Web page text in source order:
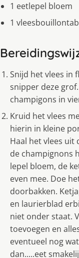
1 eetlepel bloem
1
Snijd het vlees in
snipper deze
champigons in
Kruid het vlees
hierin in kleine
Haal het vlees uit
de champignons
lepel bloem, de
even mee. Doe
doorbakken.
en laurierblad
niet onder staat.
toevoegen en
eventueel nog
dan.....eet